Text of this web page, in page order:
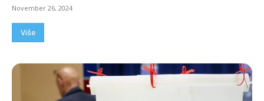
November 26, 2024
Više